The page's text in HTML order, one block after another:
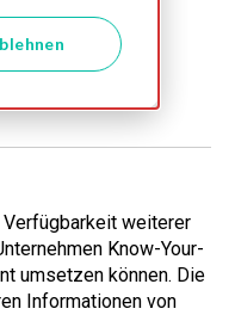
weiterer
Know-Your-
umsetzen können. Die
Informationen von